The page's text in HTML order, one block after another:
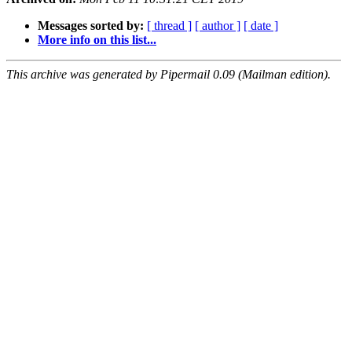
Messages sorted by: [ thread ] [ author ] [ date ]
More info on this list...
This archive was generated by Pipermail 0.09 (Mailman edition).